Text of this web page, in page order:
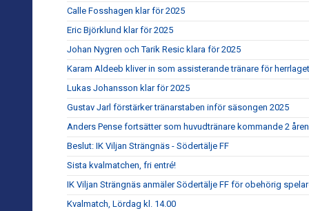
Calle Fosshagen klar för 2025
Eric Björklund klar för 2025
Johan Nygren och Tarik Resic klara för 2025
Karam Aldeeb kliver in som assisterande tränare för herrlaget
Lukas Johansson klar för 2025
Gustav Jarl förstärker tränarstaben inför säsongen 2025
Anders Pense fortsätter som huvudtränare kommande 2 åren
Beslut: IK Viljan Strängnäs - Södertälje FF
Sista kvalmatchen, fri entré!
IK Viljan Strängnäs anmäler Södertälje FF för obehörig
Kvalmatch, Lördag kl. 14.00